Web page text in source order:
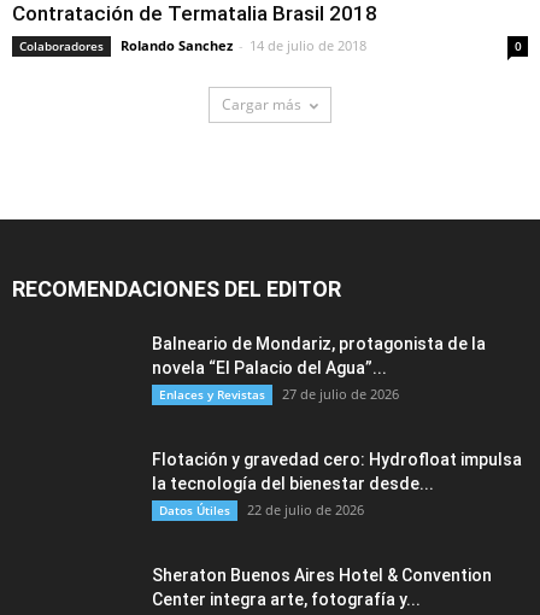
Contratación de Termatalia Brasil 2018
Colaboradores Rolando Sanchez - 14 de julio de 2018 0
Cargar más
RECOMENDACIONES DEL EDITOR
Balneario de Mondariz, protagonista de la
novela “El Palacio del Agua”...
Enlaces y Revistas 27 de julio de 2026
Flotación y gravedad cero: Hydrofloat impulsa
la tecnología del bienestar desde...
Datos Útiles 22 de julio de 2026
Sheraton Buenos Aires Hotel & Convention
Center integra arte, fotografía y...